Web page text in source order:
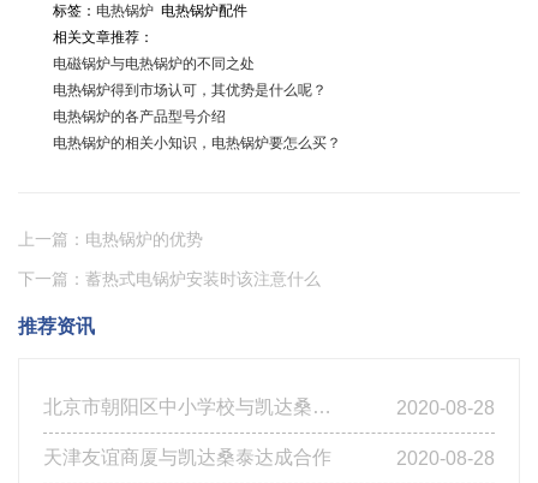
标签： 电热锅炉 电热锅炉配件
相关文章推荐：
电磁锅炉与电热锅炉的不同之处
电热锅炉得到市场认可，其优势是什么呢？
电热锅炉的各产品型号介绍
电热锅炉的相关小知识，电热锅炉要怎么买？
上一篇：电热锅炉的优势
下一篇：蓄热式电锅炉安装时该注意什么
推荐资讯
北京市朝阳区中小学校与凯达桑泰达成合作 2020-08-28
天津友谊商厦与凯达桑泰达成合作 2020-08-28